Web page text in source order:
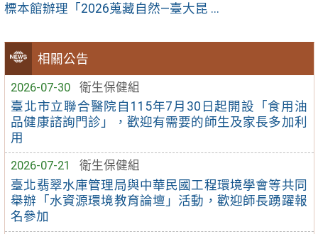
相關公告
2026-07-30
衛生保健組
臺北市立聯合醫院自115年7月30日起開設「食用油
品健康諮詢門診」，歡迎有需要的師生及家長多加利
用
2026-07-21
衛生保健組
臺北翡翠水庫管理局與中華民國工程環境學會等共同
舉辦「水資源環境教育論壇」活動，歡迎師長踴躍報
名參加
標本館辦理「2026蒐藏自然—臺大昆 ...